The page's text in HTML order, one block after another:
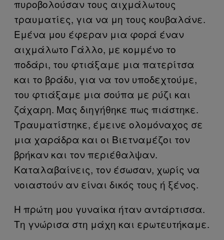
πυροβολούσαν τους αιχμάλωτους
τραυματίες, για να μη τους κουβαλάνε.
Εμένα μου έφεραν μια φορά έναν
αιχμάλωτο Γάλλο, με κομμένο το
ποδάρι, του φτιάξαμε μια πατερίτσα
και το βράδυ, για να τον υποδεχτούμε,
του φτιάξαμε μια σούπα με ρύζι και
ζάχαρη. Μας διηγήθηκε πως πιάστηκε.
Τραυματίστηκε, έμεινε ολομόναχος σε
μια χαράδρα και οι Βιετναμέζοι τον
βρήκαν και τον περιέθαλψαν.
Καταλαβαίνεις, τον έσωσαν, χωρίς να
νοιαστούν αν είναι δικός τους ή ξένος.
Η πρώτη μου γυναίκα ήταν αντάρτισσα.
Τη γνώρισα στη μάχη και ερωτευτήκαμε.